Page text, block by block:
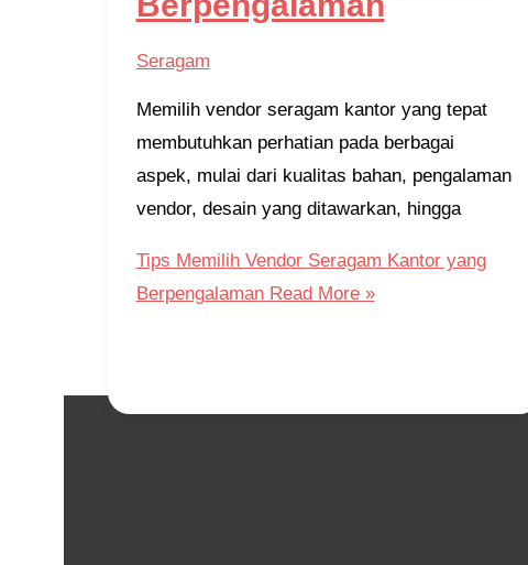
Seragam
Memilih vendor seragam kantor yang tepat
membutuhkan perhatian pada berbagai
aspek, mulai dari kualitas bahan, pengalaman
vendor, desain yang ditawarkan, hingga
Tips Memilih Vendor Seragam Kantor yang
BerpengalamanRead More »